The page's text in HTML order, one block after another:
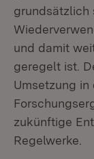
grundsätzlich
und damit
geregelt ist.
Umsetzung
zukünftige
Regelwerke.